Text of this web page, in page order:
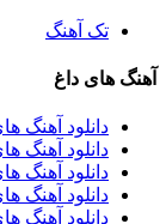
تک آهنگ
آهنگ های داغ
دانلود آهنگ
دانلود آهنگ
دانلود آهنگ
دانلود آهنگ
دانلود آهنگ